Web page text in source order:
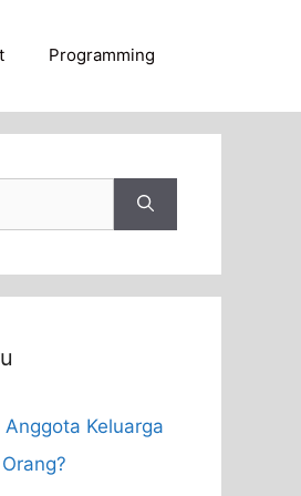
Programming
Keluarga